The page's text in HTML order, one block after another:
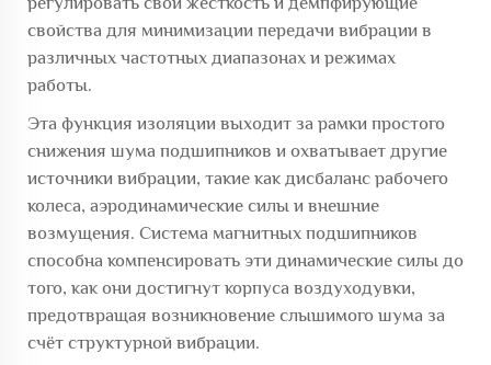
свойства для минимизации передачи вибрации в
различных частотных диапазонах и режимах
работы.
Эта функция изоляции выходит за рамки простого
снижения шума подшипников и охватывает другие
источники вибрации, такие как дисбаланс рабочего
колеса, аэродинамические силы и внешние
возмущения. Система магнитных подшипников
способна компенсировать эти динамические силы до
того, как они достигнут корпуса воздуходувки,
предотвращая возникновение слышимого шума за
счёт структурной вибрации.